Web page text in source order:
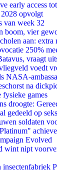
early access
opvolgt
van week 32
boom, vier
aan: extra
250%
vraagt
voedt
NASA-
na
games
droogte:
gedeeld op
soldaten
Evolved
wint nipt